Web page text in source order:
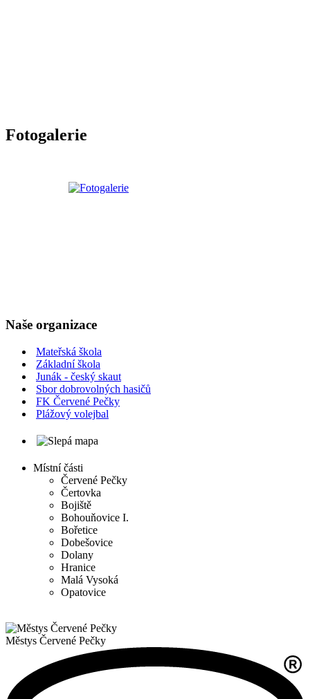
Fotogalerie
Naše organizace
Mateřská škola
Základní škola
Junák - český skaut
Sbor dobrovolných hasičů
FK Červené Pečky
Plážový volejbal
Místní části
Červené Pečky
Čertovka
Bojiště
Bohouňovice I.
Bořetice
Dobešovice
Dolany
Hranice
Malá Vysoká
Opatovice
Městys Červené Pečky